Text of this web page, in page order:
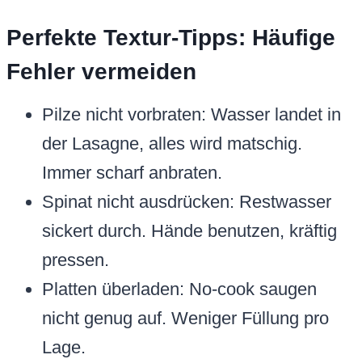
Perfekte Textur-Tipps: Häufige
Fehler vermeiden
Pilze nicht vorbraten: Wasser landet in
der Lasagne, alles wird matschig.
Immer scharf anbraten.
Spinat nicht ausdrücken: Restwasser
sickert durch. Hände benutzen, kräftig
pressen.
Platten überladen: No-cook saugen
nicht genug auf. Weniger Füllung pro
Lage.